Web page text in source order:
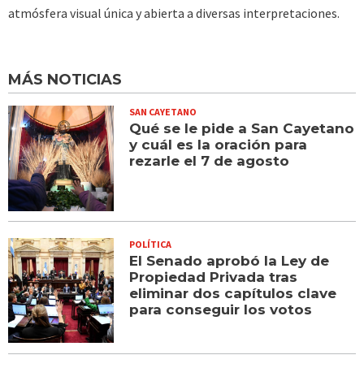
atmósfera visual única y abierta a diversas interpretaciones.
MÁS NOTICIAS
SAN CAYETANO
Qué se le pide a San Cayetano
y cuál es la oración para
rezarle el 7 de agosto
POLÍTICA
El Senado aprobó la Ley de
Propiedad Privada tras
eliminar dos capítulos clave
para conseguir los votos